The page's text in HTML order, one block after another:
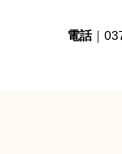
電話｜